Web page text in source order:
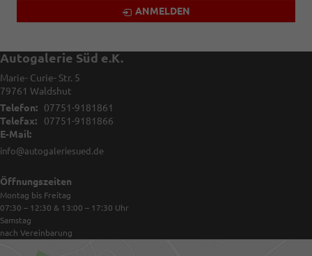
ANMELDEN
Autogalerie Süd e.K.
Marie- Curie- Str. 5
79761 Waldshut
Telefon:
07751-9181861
Telefax:
07751-9181866
E-Mail:
info@autogaleriesued.de
Öffnungszeiten
Montag bis Freitag
07:30 – 12:30 & 13:00 – 17:30 Uhr
Samstag
nach Vereinbarung